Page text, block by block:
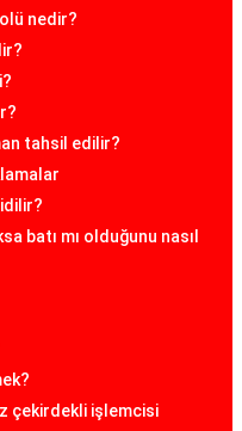
nedir?
tahsil edilir?
batı mı olduğunu nasıl
çekirdekli işlemcisi